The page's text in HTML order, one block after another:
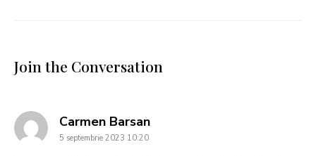
Join the Conversation
Carmen Barsansays:
5 septembrie 2023 10:20